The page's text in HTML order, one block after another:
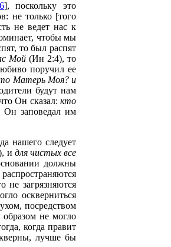
], поскольку это
не только [того
не ведет нас к
чтобы мы
то был распят
Мой(Ин 2:4), то
поручил ее
Матерь Моя? и
будут нам
Он сказал: кто
заповедал им
нашего следует
и для чистых все
должны
не загрязняются
оскверниться
посредством
не могло
когда правит
лучше бы